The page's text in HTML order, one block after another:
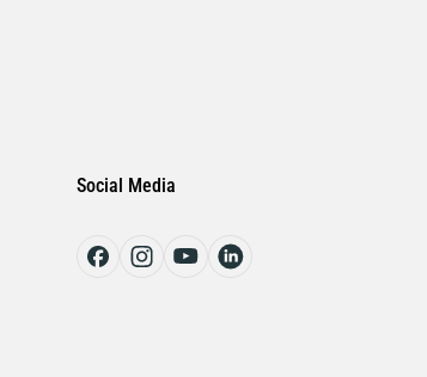
Social Media